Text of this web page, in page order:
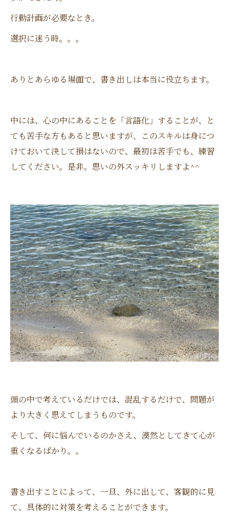
行動計画が必要なとき。
選択に迷う時。。。
ありとあらゆる場面で、書き出しは本当に役立ちます。
中には、心の中にあることを「言語化」することが、と
ても苦手な方もあると思いますが、このスキルは身につ
けておいて決して損はないので、最初は苦手でも、練習
してください。是非。思いの外スッキリしますよ^^
頭の中で考えているだけでは、混乱するだけで、問題が
より大きく思えてしまうものです。
そして、何に悩んでいるのかさえ、漠然としてきて心が
重くなるばかり。。
書き出すことによって、一旦、外に出して、客観的に見
て、具体的に対策を考えることができます。